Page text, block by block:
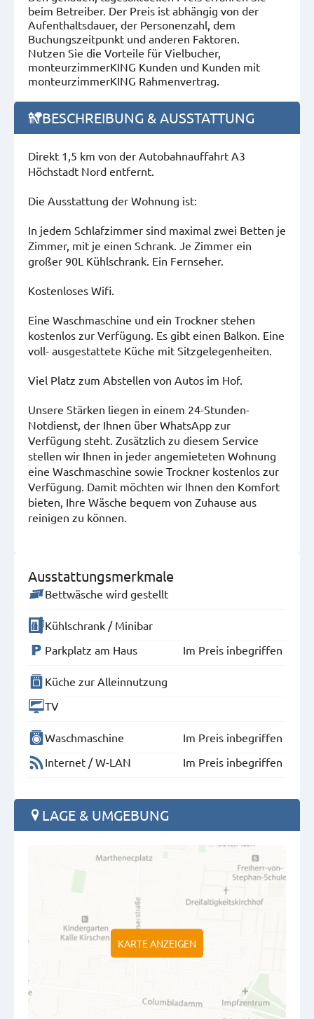
beim Betreiber. Der Preis ist abhängig von der
Aufenthaltsdauer, der Personenzahl, dem
Buchungszeitpunkt und anderen Faktoren.
Nutzen Sie die Vorteile für Vielbucher,
monteurzimmerKING Kunden und Kunden mit
monteurzimmerKING Rahmenvertrag.
BESCHREIBUNG & AUSSTATTUNG
Direkt 1,5 km von der Autobahnauffahrt A3
Höchstadt Nord entfernt.
Die Ausstattung der Wohnung ist:
In jedem Schlafzimmer sind maximal zwei Betten je
Zimmer, mit je einen Schrank. Je Zimmer ein
großer 90L Kühlschrank. Ein Fernseher.
Kostenloses Wifi.
Eine Waschmaschine und ein Trockner stehen
kostenlos zur Verfügung. Es gibt einen Balkon. Eine
voll- ausgestattete Küche mit Sitzgelegenheiten.
Viel Platz zum Abstellen von Autos im Hof.
Unsere Stärken liegen in einem 24-Stunden-
Notdienst, der Ihnen über WhatsApp zur
Verfügung steht. Zusätzlich zu diesem Service
stellen wir Ihnen in jeder angemieteten Wohnung
eine Waschmaschine sowie Trockner kostenlos zur
Verfügung. Damit möchten wir Ihnen den Komfort
bieten, Ihre Wäsche bequem von Zuhause aus
reinigen zu können.
Ausstattungsmerkmale
Bettwäsche wird gestellt
Kühlschrank / Minibar
Parkplatz am Haus
Im Preis inbegriffen
Küche zur Alleinnutzung
TV
Waschmaschine
Im Preis inbegriffen
Internet / W-LAN
Im Preis inbegriffen
LAGE & UMGEBUNG
KARTE ANZEIGEN